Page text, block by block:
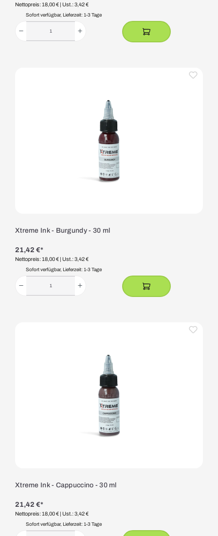
Nettopreis: 18,00 € | Ust.: 3,42 €
Sofort verfügbar, Lieferzeit: 1-3 Tage
Xtreme Ink - Burgundy - 30 ml
21,42 €*
Nettopreis: 18,00 € | Ust.: 3,42 €
Sofort verfügbar, Lieferzeit: 1-3 Tage
Xtreme Ink - Cappuccino - 30 ml
21,42 €*
Nettopreis: 18,00 € | Ust.: 3,42 €
Sofort verfügbar, Lieferzeit: 1-3 Tage